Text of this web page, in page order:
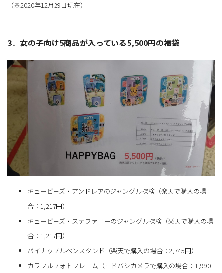
（※2020年12月29日現在）
3．女の子向け5商品が入っている5,500円の福袋
キュービーズ・アンドレアのジャングル探検（楽天で購入の場
合：1,217円）
キュービーズ・ステファニーのジャングル探検（楽天で購入の場
合：1,217円）
パイナップルペンスタンド（楽天で購入の場合：2,745円）
カラフルフォトフレーム（ヨドバシカメラで購入の場合：1,990